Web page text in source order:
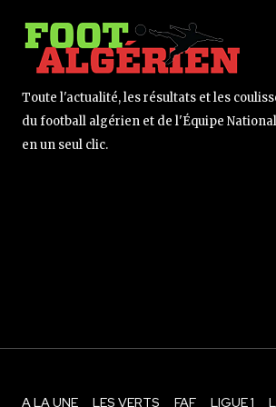
Toute l'actualité, les résultats et les
du football algérien et de l'Équipe
en un seul clic.
A LA UNE LES VERTS FAF LIGUE 1